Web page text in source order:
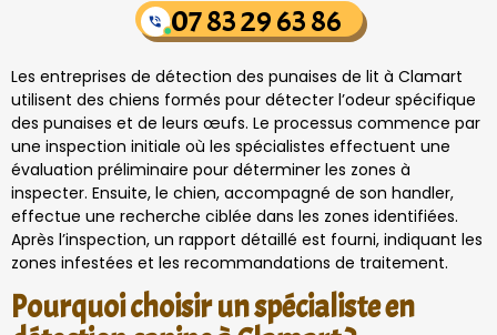
07 83 29 63 86
Les entreprises de détection des punaises de lit à Clamart
utilisent des chiens formés pour détecter l’odeur spécifique
des punaises et de leurs œufs. Le processus commence par
une inspection initiale où les spécialistes effectuent une
évaluation préliminaire pour déterminer les zones à
inspecter. Ensuite, le chien, accompagné de son handler,
effectue une recherche ciblée dans les zones identifiées.
Après l’inspection, un rapport détaillé est fourni, indiquant les
zones infestées et les recommandations de traitement.
Pourquoi choisir un spécialiste en